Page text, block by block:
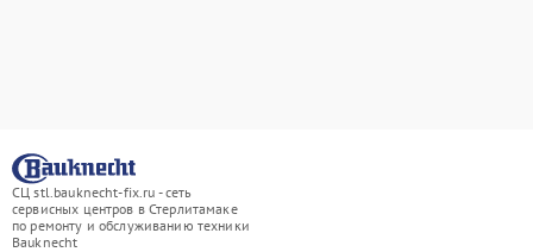
СЦ stl.bauknecht-fix.ru - сеть
сервисных центров в Стерлитамаке
по ремонту и обслуживанию техники
Bauknecht